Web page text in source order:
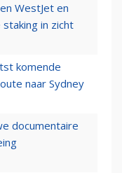
WestJet en
in zicht
komende
naar Sydney
documentaire